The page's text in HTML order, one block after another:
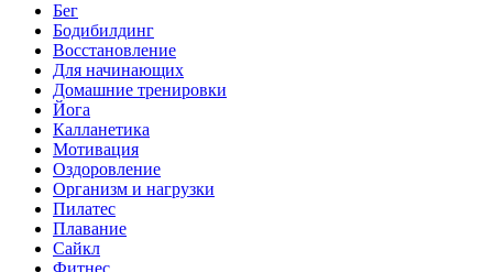
Бег
Бодибилдинг
Восстановление
Для начинающих
Домашние тренировки
Йога
Калланетика
Мотивация
Оздоровление
Организм и нагрузки
Пилатес
Плавание
Сайкл
Фитнес